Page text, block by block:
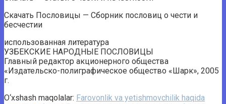
Скачать Пословицы — Сборник пословиц о чести и
бесчестии
использованная литература
УЗБЕКСКИЕ НАРОДНЫЕ ПОСЛОВИЦЫ
Главный редактор акционерного общества
«Издательско-полиграфическое общество «Шарк», 2005
г.
O‘xshash maqolalar: Farovonlik va yetishmovchilik haqida